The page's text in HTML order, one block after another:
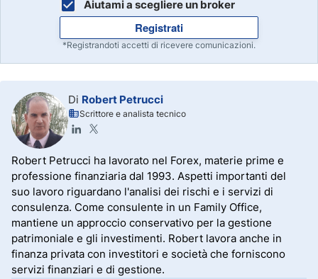
Aiutami a scegliere un broker
Registrati
*Registrandoti accetti di ricevere comunicazioni.
Di Robert Petrucci
Scrittore e analista tecnico
Robert Petrucci ha lavorato nel Forex, materie prime e
professione finanziaria dal 1993. Aspetti importanti del
suo lavoro riguardano l'analisi dei rischi e i servizi di
consulenza. Come consulente in un Family Office,
mantiene un approccio conservativo per la gestione
patrimoniale e gli investimenti. Robert lavora anche in
finanza privata con investitori e società che forniscono
servizi finanziari e di gestione.